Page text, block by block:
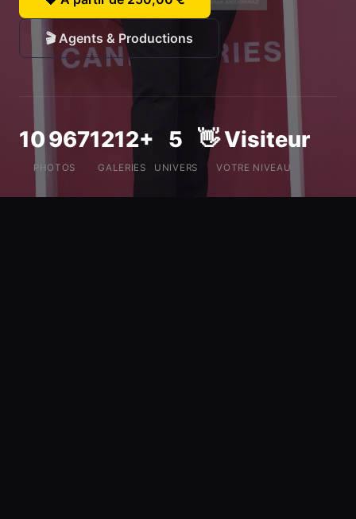
🎬 Agents & Productions
10 967
PHOTOS
1212+
GALERIES
5
UNIVERS
👋 Visiteur
VOTRE NIVEAU